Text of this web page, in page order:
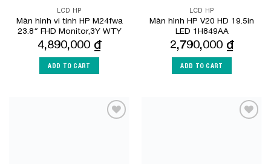
LCD HP
Màn hình vi tính HP M24fwa
23.8″ FHD Monitor,3Y WTY
4,890,000 ₫
ADD TO CART
LCD HP
Màn hình HP V20 HD 19.5in
LED 1H849AA
2,790,000 ₫
ADD TO CART